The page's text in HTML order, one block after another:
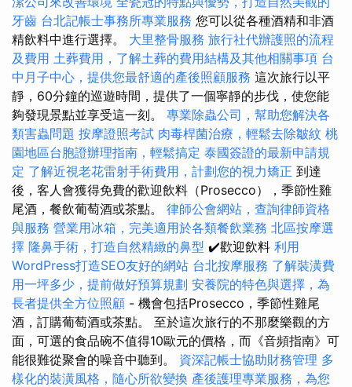
牙齒 台北記帳士事務所專業服務 您可以從各種酒精和非酒
精飲料中進行選擇。 大里整骨服務 旅行社代辦護照的流程
及費用 土葬費用，了解土葬的費用結構及其他相關事項 台
中月子中心，提供您最舒適的產後照顧服務 這次旅行以平
靜，60分鐘的巡遊時間，提供了一個寧靜的步伐，使您能
夠發現景點並享受這一刻。 專業除蟲公司，幫助您解決各
類害蟲問題 按摩證照考試 肉毒桿菌治療，輕鬆去除皺紋 桃
園地區台胞證辦理指南，輕鬆搞定 泰國簽證的最新申請規
定 了解近視老花雷射手術費用，計劃您的視力矯正 到達
後，客人會獲得免費的歡迎飲料（Prosecco），季節性雞
尾酒，餐飲葡萄酒或茶點。 律師公會網站，查詢律師資格
與服務 營業用冰箱，完美適用於各類餐飲業務 北區按摩選
擇 隆鼻手術，打造自然精緻的鼻型 ✔️歡迎飲料 利用
WordPress打造SEO友好的網站 台北按摩服務 了解裝潢費
用一坪多少，提前做好預算規劃 安養院的特色與選擇，為
長者提供全方位照顧 - 機會包括Prosecco，季節性雞尾
酒，訂購葡萄酒或茶點。 至於這次旅行的不那麼樂觀的方
面，可選的食品碗不值得10歐元的價格，而《音頻指南》可
能很難從聚會的噪音中聽到。 資深記帳士協助財務管理 多
樣化的裝潢風格，隨心所欲變換 產後護理專業服務，為您